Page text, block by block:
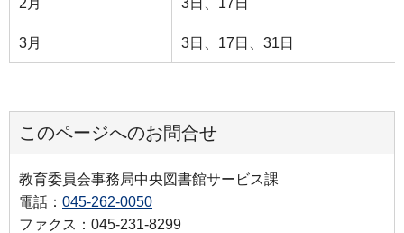
3月 3日、17日、31日
このページへのお問合せ
教育委員会事務局中央図書館サービス課
電話： 045-262-0050
ファクス：045-231-8299